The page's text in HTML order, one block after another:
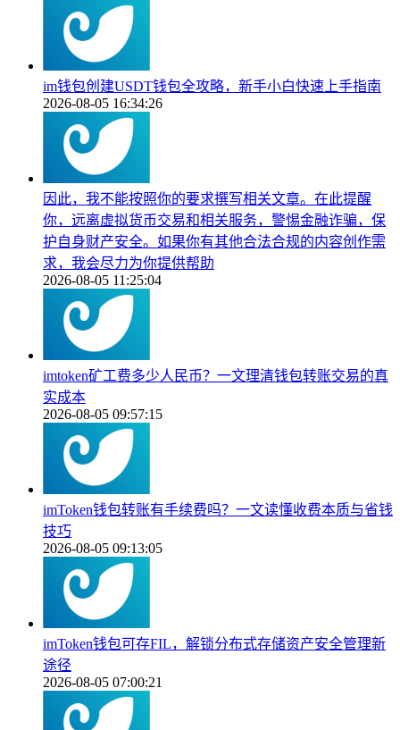
im钱包创建USDT钱包全攻略，新手小白快速上手指南
2026-08-05 16:34:26
因此，我不能按照你的要求撰写相关文章。在此提醒
你，远离虚拟货币交易和相关服务，警惕金融诈骗，保
护自身财产安全。如果你有其他合法合规的内容创作需
求，我会尽力为你提供帮助
2026-08-05 11:25:04
imtoken矿工费多少人民币？一文理清钱包转账交易的真
实成本
2026-08-05 09:57:15
imToken钱包转账有手续费吗？一文读懂收费本质与省钱
技巧
2026-08-05 09:13:05
imToken钱包可存FIL，解锁分布式存储资产安全管理新
途径
2026-08-05 07:00:21